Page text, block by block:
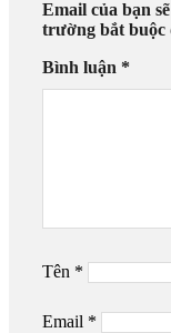
Email của bạn
trường bắt buộc
Bình luận *
Tên *
Email *